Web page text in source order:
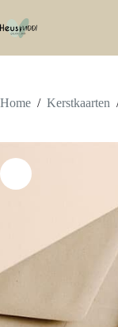
de
Home / Kerstkaarten